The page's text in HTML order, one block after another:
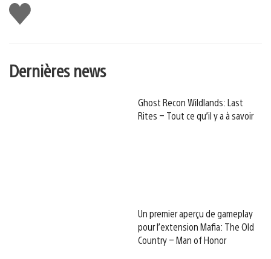
J'aime
Dernières news
Ghost Recon Wildlands: Last
Rites – Tout ce qu’il y a à savoir
Un premier aperçu de gameplay
pour l’extension Mafia: The Old
Country – Man of Honor